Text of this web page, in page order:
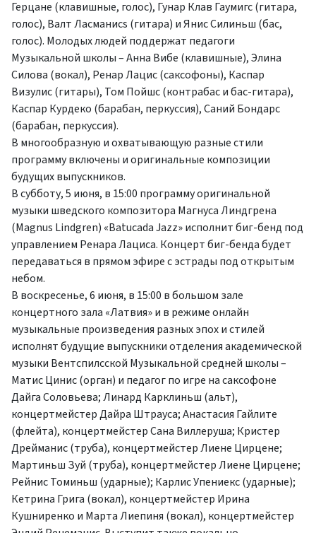
Герцане (клавишные, голос), Гунар Клав Гаумигс (гитара,
голос), Валт Ласманисs (гитара) и Янис Силиньш (бас,
голос). Молодых людей поддержат педагоги
Музыкальной школы – Анна Вибе (клавишные), Элина
Силова (вокал), Ренар Лацис (саксофоны), Каспар
Визулис (гитары), Том Пойшс (контрабас и бас-гитара),
Каспар Курдеко (барабан, перкуссия), Саний Бондарс
(барабан, перкуссия).
В многообразную и охватывающую разные стили
программу включены и оригинальные композиции
будущих выпускников.
В субботу, 5 июня, в 15:00 программу оригинальной
музыки шведского композитора Магнуса Линдгрена
(Magnus Lindgren) «Batucada Jazz» исполнит биг-бенд под
управлением Ренара Лациса. Концерт биг-бенда будет
передаваться в прямом эфире с эстрады под открытым
небом.
В воскресенье, 6 июня, в 15:00 в большом зале
концертного зала «Латвия» и в режиме онлайн
музыкальные произведения разных эпох и стилей
исполнят будущие выпускники отделения академической
музыки Вентспилсской Музыкальной средней школы –
Матис Цинис (орган) и педагог по игре на саксофоне
Дайга Соловьева; Линард Карклиньш (альт),
концертмейстер Дайра Штрауса; Анастасия Гайлите
(флейта), концертмейстер Сана Виллеруша; Кристер
Дрейманис (труба), концертмейстер Лиене Цирцене;
Мартиньш Зуй (труба), концертмейстер Лиене Цирцене;
Рейнис Томиньш (ударные); Карлис Упениекс (ударные);
Кетрина Грига (вокал), концертмейстер Ирина
Кушниренко и Марта Лиепиня (вокал), концертмейстер